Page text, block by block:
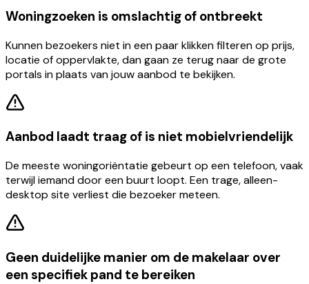
Woningzoeken is omslachtig of ontbreekt
Kunnen bezoekers niet in een paar klikken filteren op prijs,
locatie of oppervlakte, dan gaan ze terug naar de grote
portals in plaats van jouw aanbod te bekijken.
Aanbod laadt traag of is niet mobielvriendelijk
De meeste woningoriëntatie gebeurt op een telefoon, vaak
terwijl iemand door een buurt loopt. Een trage, alleen-
desktop site verliest die bezoeker meteen.
Geen duidelijke manier om de makelaar over
een specifiek pand te bereiken